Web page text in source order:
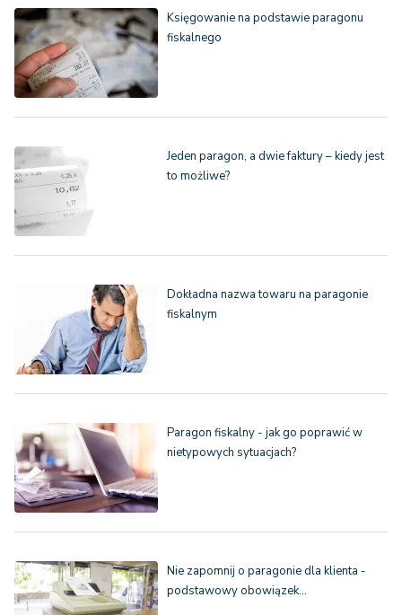
Księgowanie na podstawie paragonu
fiskalnego
Jeden paragon, a dwie faktury – kiedy jest
to możliwe?
Dokładna nazwa towaru na paragonie
fiskalnym
Paragon fiskalny - jak go poprawić w
nietypowych sytuacjach?
Nie zapomnij o paragonie dla klienta -
podstawowy obowiązek…